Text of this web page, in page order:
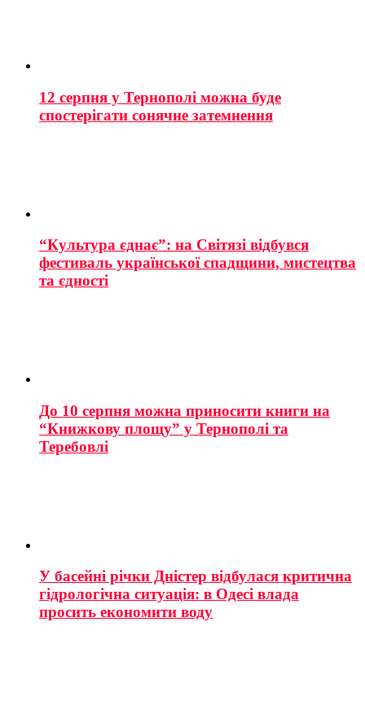
12 серпня у Тернополі можна буде
спостерігати сонячне затемнення
“Культура єднає”: на Світязі відбувся
фестиваль української спадщини, мистецтва
та єдності
До 10 серпня можна приносити книги на
“Книжкову площу” у Тернополі та
Теребовлі
У басейні річки Дністер відбулася критична
гідрологічна ситуація: в Одесі влада
просить економити воду